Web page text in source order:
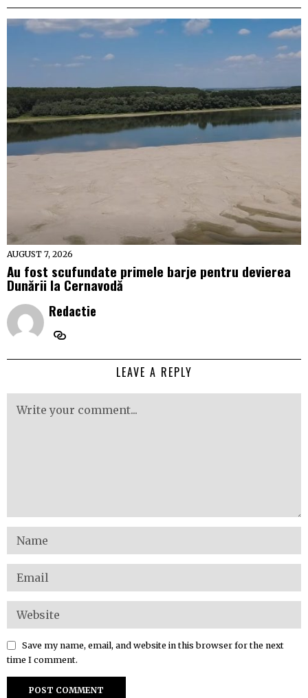
AUGUST 7, 2026
Au fost scufundate primele barje pentru devierea
Dunării la Cernavodă
Redactie
LEAVE A REPLY
Save my name, email, and website in this browser for the next
time I comment.